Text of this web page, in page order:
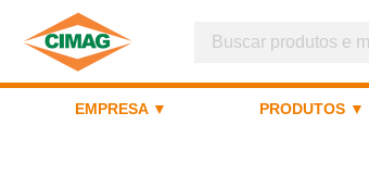
EMPRESA ▼ PRODUTOS ▼